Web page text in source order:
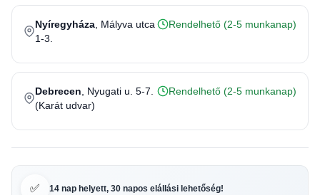
Nyíregyháza , Mályva utca
1-3.
Rendelhető (2-5 munkanap)
Debrecen , Nyugati u. 5-7.
(Karát udvar)
Rendelhető (2-5 munkanap)
✅ 14 nap helyett, 30 napos elállási lehetőség!